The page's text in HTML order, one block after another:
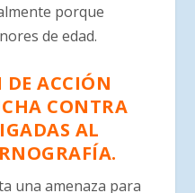
porque
de edad.
ACCIÓN
CONTRA
AL
una amenaza para